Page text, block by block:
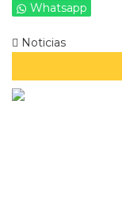
Whatsapp
Noticias